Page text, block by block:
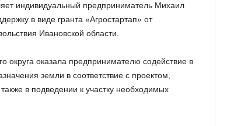
индивидуальный предприниматель Михаил
в виде гранта «Агростартап» от
Ивановской области.
округа оказала предпринимателю содействие в
земли в соответствие с проектом,
в подведении к участку необходимых